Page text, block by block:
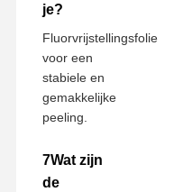
je?
Fluorvrijstellingsfolie
voor een
stabiele en
gemakkelijke
peeling.
7Wat zijn
de